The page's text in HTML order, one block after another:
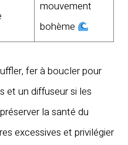
mouvement
bohème
fer à boucler pour
et un diffuseur si les
la santé du
excessives et privilégier